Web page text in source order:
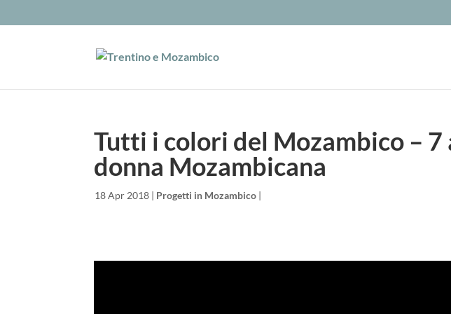
Tutti i colori del Mozambico –
donna Mozambicana
18 Apr 2018 | Progetti in Mozambico |